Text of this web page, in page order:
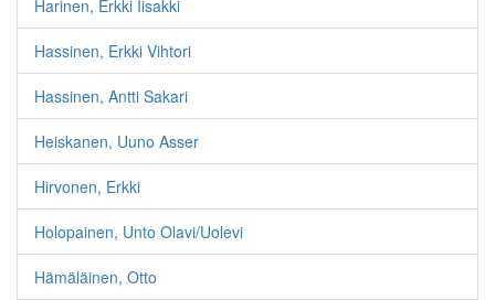
Harinen, Erkki Iisakki
Hassinen, Erkki Vihtori
Hassinen, Antti Sakari
Heiskanen, Uuno Asser
Hirvonen, Erkki
Holopainen, Unto Olavi/Uolevi
Hämäläinen, Otto